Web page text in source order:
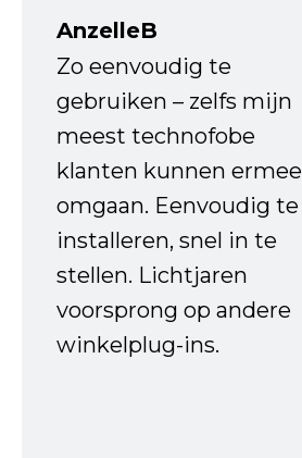
AnzelleB
Zo eenvoudig te
gebruiken – zelfs mijn
meest technofobe
klanten kunnen ermee
omgaan. Eenvoudig te
installeren, snel in te
stellen. Lichtjaren
voorsprong op andere
winkelplug-ins.